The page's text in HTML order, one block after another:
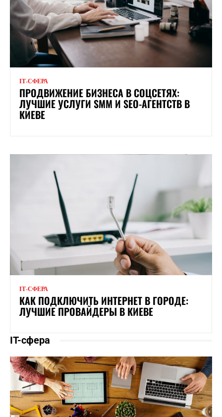
ІТ-СФЕРА
ПРОДВИЖЕНИЕ БИЗНЕСА В СОЦСЕТЯХ:
ЛУЧШИЕ УСЛУГИ SMM И SEO-АГЕНТСТВ В
КИЕВЕ
ІТ-СФЕРА
КАК ПОДКЛЮЧИТЬ ИНТЕРНЕТ В ГОРОДЕ:
ЛУЧШИЕ ПРОВАЙДЕРЫ В КИЕВЕ
IT-сфера